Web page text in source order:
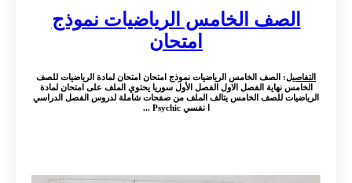
الصف الخامس الرياضيات نموذج
امتحان
التفاصيل: الصف الخامس الرياضيات نموذج امتحان امتحان لمادة الرياضيات للصف
الخامس نهاية الفصل الاول الفصل الأول سوريا يحتوي الملف على امتحان لمادة
الرياضيات للصف الخامس يتالف الملف من صفحات شاملة لدروس الفصل الدراسي
ا نفسي Psychic ...